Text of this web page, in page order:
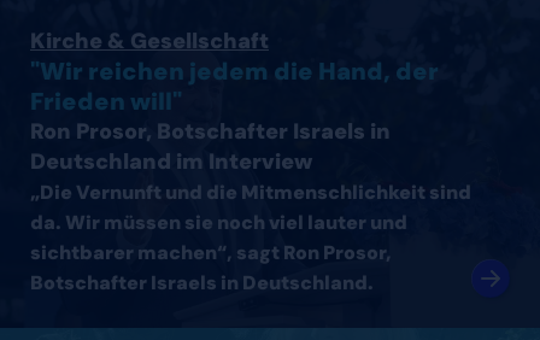
Kirche & Gesellschaft
"Wir reichen jedem die Hand, der
Frieden will"
Ron Prosor, Botschafter Israels in
Deutschland im Interview
„Die Vernunft und die Mitmenschlichkeit sind
da. Wir müssen sie noch viel lauter und
sichtbarer machen“, sagt Ron Prosor,
Botschafter Israels in Deutschland.